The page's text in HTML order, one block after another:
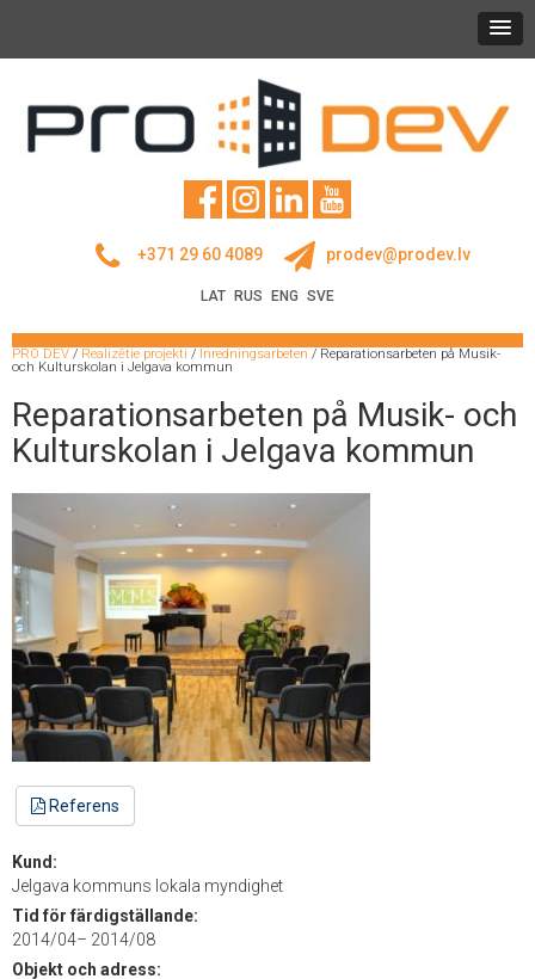
+371 29 60 4089 prodev@prodev.lv
LAT RUS ENG SVE
PRO DEV / Realizētie projekti / Inredningsarbeten / Reparationsarbeten på Musik-
och Kulturskolan i Jelgava kommun
Reparationsarbeten på Musik- och
Kulturskolan i Jelgava kommun
Referens
Kund:
Jelgava kommuns lokala myndighet
Tid för färdigställande:
2014/04– 2014/08
Objekt och adress: